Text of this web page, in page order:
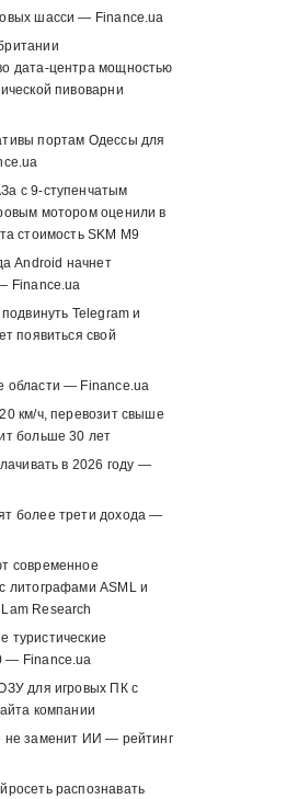
шасси — Finance.ua
дата-центра мощностью
пивоварни
портам Одессы для
с 9-ступенчатым
мотором оценили в
стоимость SKM M9
Android начнет
Finance.ua
Telegram и
появиться свой
области — Finance.ua
км/ч, перевозит свыше
больше 30 лет
в 2026 году —
более трети дохода —
современное
литографами ASML и
Research
туристические
— Finance.ua
для игровых ПК с
компании
не заменит ИИ — рейтинг
распознавать